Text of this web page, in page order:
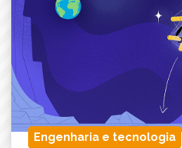
Engenharia e tecnologia